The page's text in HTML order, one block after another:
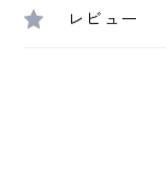
レビュー